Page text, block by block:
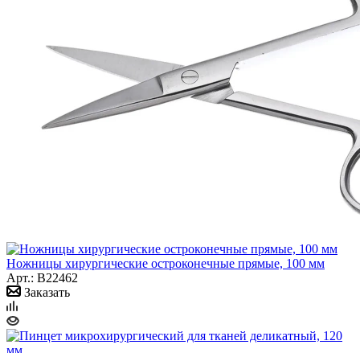
Ножницы хирургические остроконечные прямые, 100 мм
Арт.: B22462
Заказать